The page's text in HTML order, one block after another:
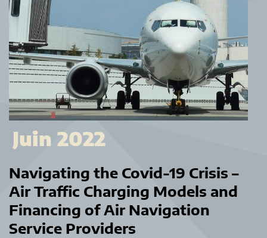
Juin 2022
Navigating the Covid-19 Crisis –
Air Traffic Charging Models and
Financing of Air Navigation
Service Providers